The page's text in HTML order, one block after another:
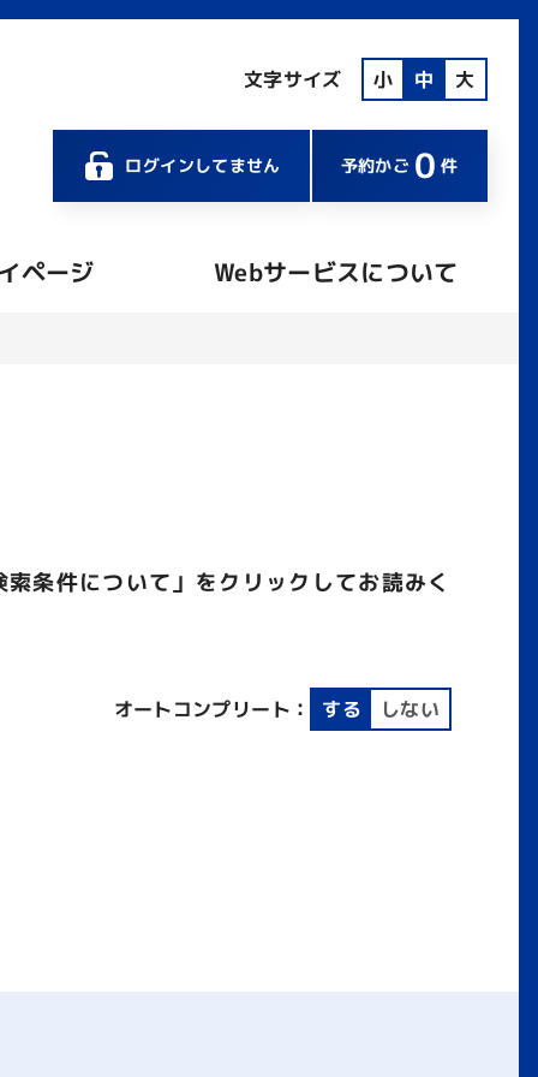
文字サイズ 小 中 大
ログインしてません 予約かご 0 件
ページ Webサービスについて
条件について」をクリックしてお読みく
オートコンプリート： する しない